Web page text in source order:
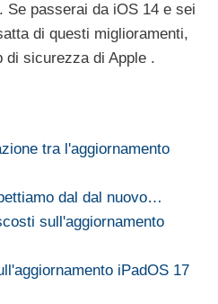
passerai da iOS 14 e sei
di questi miglioramenti,
di sicurezza di Apple .
tra l'aggiornamento
dal dal nuovo…
sull'aggiornamento
iPadOS 17